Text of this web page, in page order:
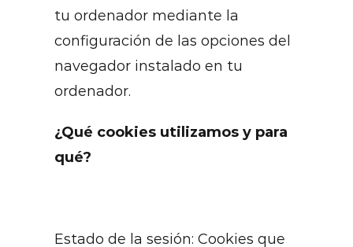
tu ordenador mediante la
configuración de las opciones del
navegador instalado en tu
ordenador.
¿Qué cookies utilizamos y para
qué?
Estado de la sesión: Cookies que